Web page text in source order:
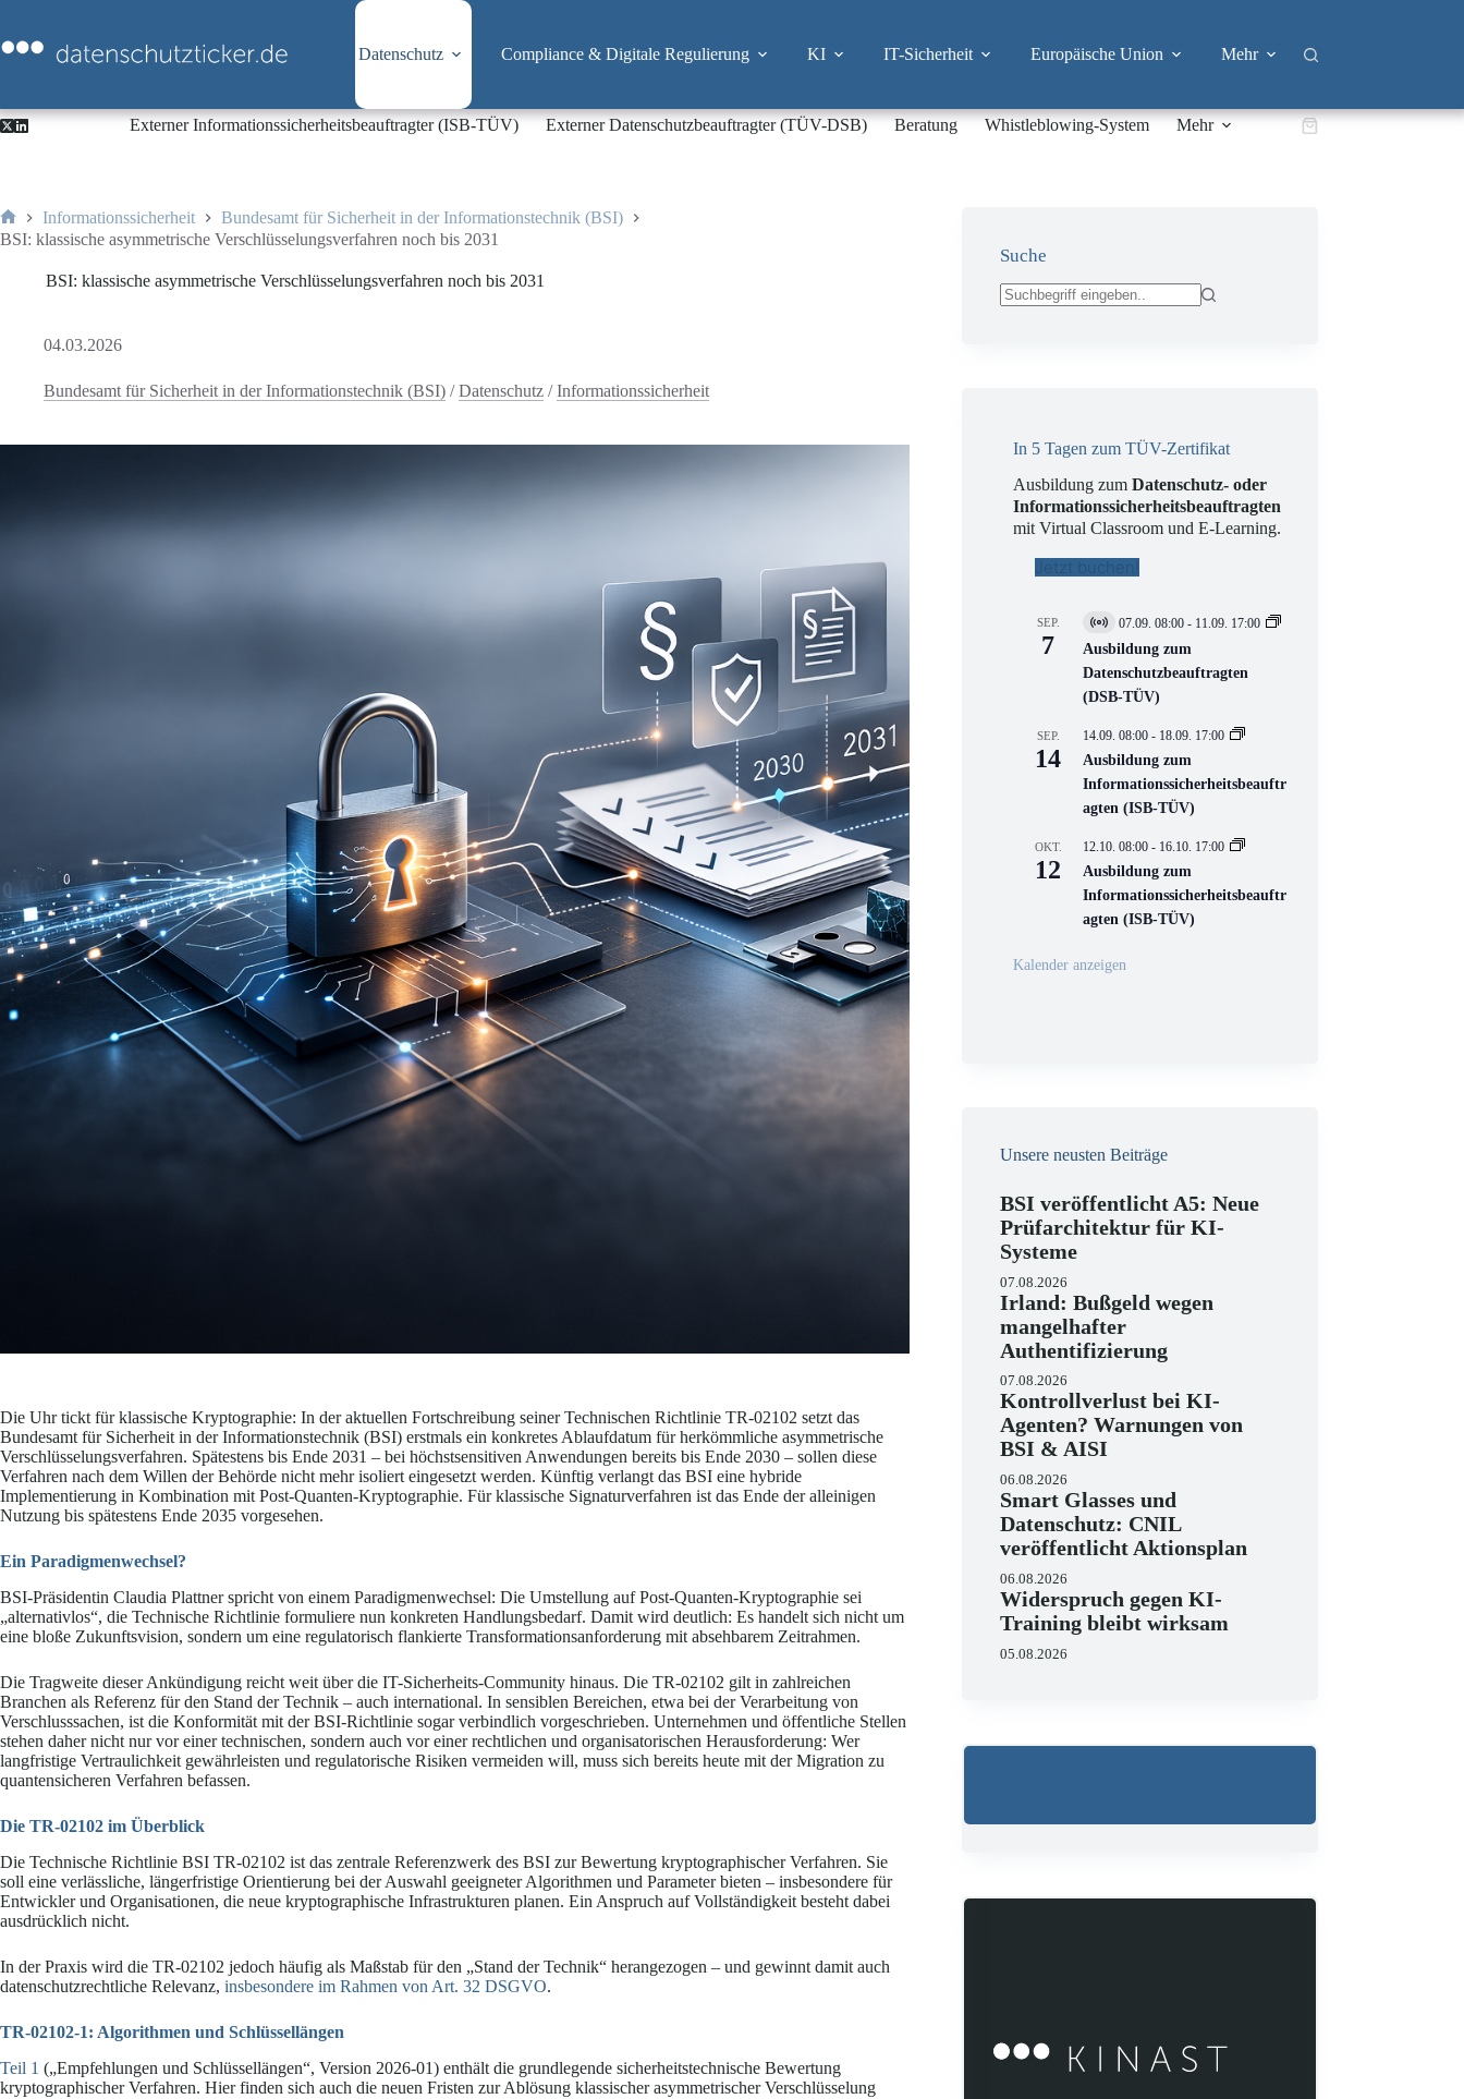
springen
Datenschutz Compliance & Digitale Regulierung KI IT-Sicherheit Europäische Union Mehr
Externer Informationssicherheitsbeauftragter (ISB-TÜV) Externer Datenschutzbeauftragter (TÜV-DSB) Beratung Whistleblowing-System Mehr Warenkorb
Start
Informationssicherheit
Bundesamt für Sicherheit in der Informationstechnik (BSI)
BSI: klassische asymmetrische Verschlüsselungsverfahren noch bis 2031
BSI: klassische asymmetrische Verschlüsselungsverfahren noch bis 2031
04.03.2026
Bundesamt für Sicherheit in der Informationstechnik (BSI) /Datenschutz /Informationssicherheit
Die Uhr tickt für klassische Kryptographie: In der aktuellen Fortschreibung seiner Technischen Richtlinie TR-02102 setzt das
Bundesamt für Sicherheit in der Informationstechnik (BSI) erstmals ein konkretes Ablaufdatum für herkömmliche asymmetrische
Verschlüsselungsverfahren. Spätestens bis Ende 2031 – bei höchstsensitiven Anwendungen bereits bis Ende 2030 – sollen diese
Verfahren nach dem Willen der Behörde nicht mehr isoliert eingesetzt werden. Künftig verlangt das BSI eine hybride
Implementierung in Kombination mit Post-Quanten-Kryptographie. Für klassische Signaturverfahren ist das Ende der alleinigen
Nutzung bis spätestens Ende 2035 vorgesehen.
Ein Paradigmenwechsel?
BSI-Präsidentin Claudia Plattner spricht von einem Paradigmenwechsel: Die Umstellung auf Post-Quanten-Kryptographie sei
„alternativlos“, die Technische Richtlinie formuliere nun konkreten Handlungsbedarf. Damit wird deutlich: Es handelt sich nicht um
eine bloße Zukunftsvision, sondern um eine regulatorisch flankierte Transformationsanforderung mit absehbarem Zeitrahmen.
Die Tragweite dieser Ankündigung reicht weit über die IT-Sicherheits-Community hinaus. Die TR-02102 gilt in zahlreichen
Branchen als Referenz für den Stand der Technik – auch international. In sensiblen Bereichen, etwa bei der Verarbeitung von
Verschlusssachen, ist die Konformität mit der BSI-Richtlinie sogar verbindlich vorgeschrieben. Unternehmen und öffentliche Stellen
stehen daher nicht nur vor einer technischen, sondern auch vor einer rechtlichen und organisatorischen Herausforderung: Wer
langfristige Vertraulichkeit gewährleisten und regulatorische Risiken vermeiden will, muss sich bereits heute mit der Migration zu
quantensicheren Verfahren befassen.
Die TR-02102 im Überblick
Die Technische Richtlinie BSI TR-02102 ist das zentrale Referenzwerk des BSI zur Bewertung kryptographischer Verfahren. Sie
soll eine verlässliche, längerfristige Orientierung bei der Auswahl geeigneter Algorithmen und Parameter bieten – insbesondere für
Entwickler und Organisationen, die neue kryptographische Infrastrukturen planen. Ein Anspruch auf Vollständigkeit besteht dabei
ausdrücklich nicht.
In der Praxis wird die TR-02102 jedoch häufig als Maßstab für den „Stand der Technik“ herangezogen – und gewinnt damit auch
datenschutzrechtliche Relevanz, insbesondere im Rahmen von Art. 32 DSGVO.
TR-02102-1: Algorithmen und Schlüssellängen
Teil 1 („Empfehlungen und Schlüssellängen“, Version 2026-01) enthält die grundlegende sicherheitstechnische Bewertung
kryptographischer Verfahren. Hier finden sich auch die neuen Fristen zur Ablösung klassischer asymmetrischer Verschlüsselung
Suche
In 5 Tagen zum TÜV-Zertifikat
Ausbildung zumDatenschutz- oder
Informationssicherheitsbeauftragten
mit Virtual Classroom und E-Learning.
Jetzt buchen!
SEP.
7
V
i
t
u
l
V
e
r
n
s
t
a
t
n
07.09. 08:00 - 11.09. 17:00
Ausbildung zum
Datenschutzbeauftragten
(DSB-TÜV)
SEP.
14
14.09. 08:00 - 18.09. 17:00
Ausbildung zum
Informationssicherheitsbeauftr
agten (ISB-TÜV)
OKT.
12
12.10. 08:00 - 16.10. 17:00
Ausbildung zum
Informationssicherheitsbeauftr
agten (ISB-TÜV)
Kalender anzeigen
Unsere neusten Beiträge
BSI veröffentlicht A5: Neue
Prüfarchitektur für KI-
Systeme
07.08.2026
Irland: Bußgeld wegen
mangelhafter
Authentifizierung
07.08.2026
Kontrollverlust bei KI-
Agenten? Warnungen von
BSI & AISI
06.08.2026
Smart Glasses und
Datenschutz: CNIL
veröffentlicht Aktionsplan
06.08.2026
Widerspruch gegen KI-
Training bleibt wirksam
05.08.2026